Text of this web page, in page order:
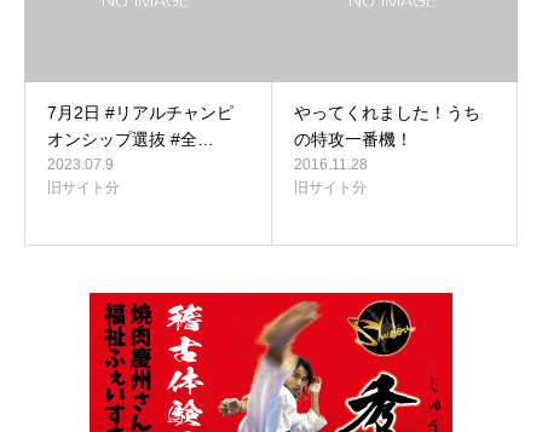
7月2日 #リアルチャンピ
オンシップ選抜 #全…
2023.07.9
旧サイト分
やってくれました！うち
の特攻一番機！
2016.11.28
旧サイト分